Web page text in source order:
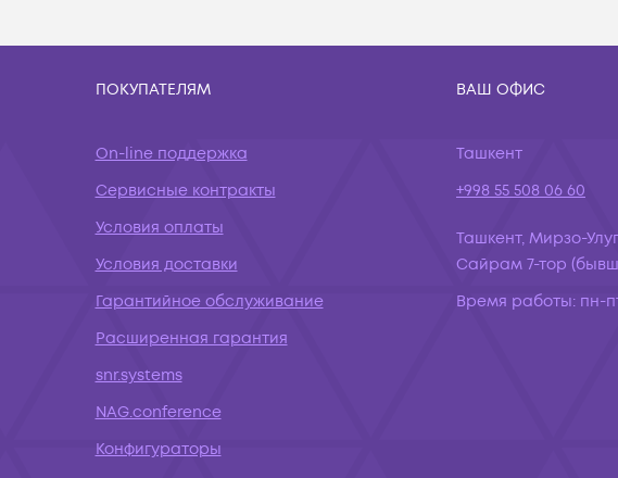
ПОКУПАТЕЛЯМ
On-line поддержка
Сервисные контракты
Условия оплаты
Условия доставки
Гарантийное обслуживание
Расширенная гарантия
snr.systems
NAG.conference
Конфигураторы
ВАШ ОФИС
Ташкент
+998 55 508 06 60
Ташкент, Мирзо-
Сайрам 7-тор
Время работы: пн-